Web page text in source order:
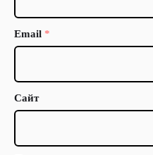
Email *
Сайт